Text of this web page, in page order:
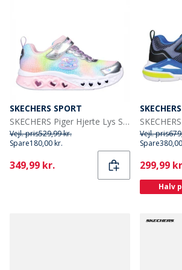
SKECHERS SPORT
SKECHERS Piger Hjerte Lys Simply Love Sneakers Sølv
Vejl. pris529,99 kr.
Spare180,00 kr.
Current
349,99 kr.
Vejl. pris
Spare
Current
299,99
Halv